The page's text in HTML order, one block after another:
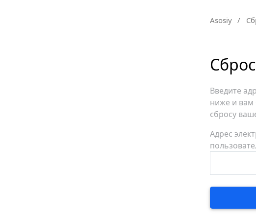
Asosiy /
Введите
ниже и вам
сбросу
Адрес